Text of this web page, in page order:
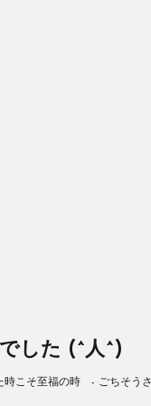
した (^人^)
時こそ至福の時 - ごちそう